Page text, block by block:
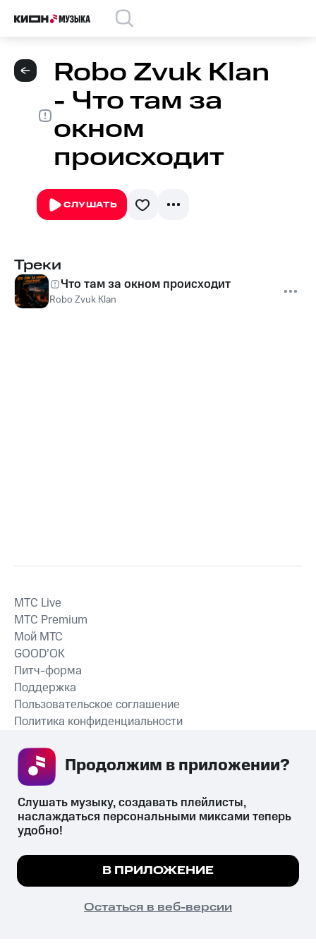
Robo Zvuk Klan
- Что там за
окном
происходит
СЛУШАТЬ
Треки
Что там за окном происходит
Robo Zvuk Klan
СКАЧАТЬ ПРИЛОЖЕНИЕ
MTС Live
MTС Premium
Мой МТС
GOOD’OK
Питч-форма
Поддержка
Пользовательское соглашение
Политика конфиденциальности
психотропных веществ, их аналогов причиняет вред здоровью,
их незаконный оборот запрещён и влечёт установленную
законодательством ответственность.
© 2026 ООО «КИОН».
Все права защищены
Мы используем куки, чтобы на сайте все
Подробнее
ПОНЯТНО
Слушать музыку, создавать плейлисты,
наслаждаться персональными миксами теперь
удобно!
В ПРИЛОЖЕНИЕ
Остаться в веб-версии